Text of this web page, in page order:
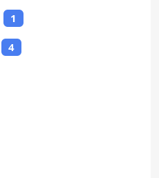
1
4